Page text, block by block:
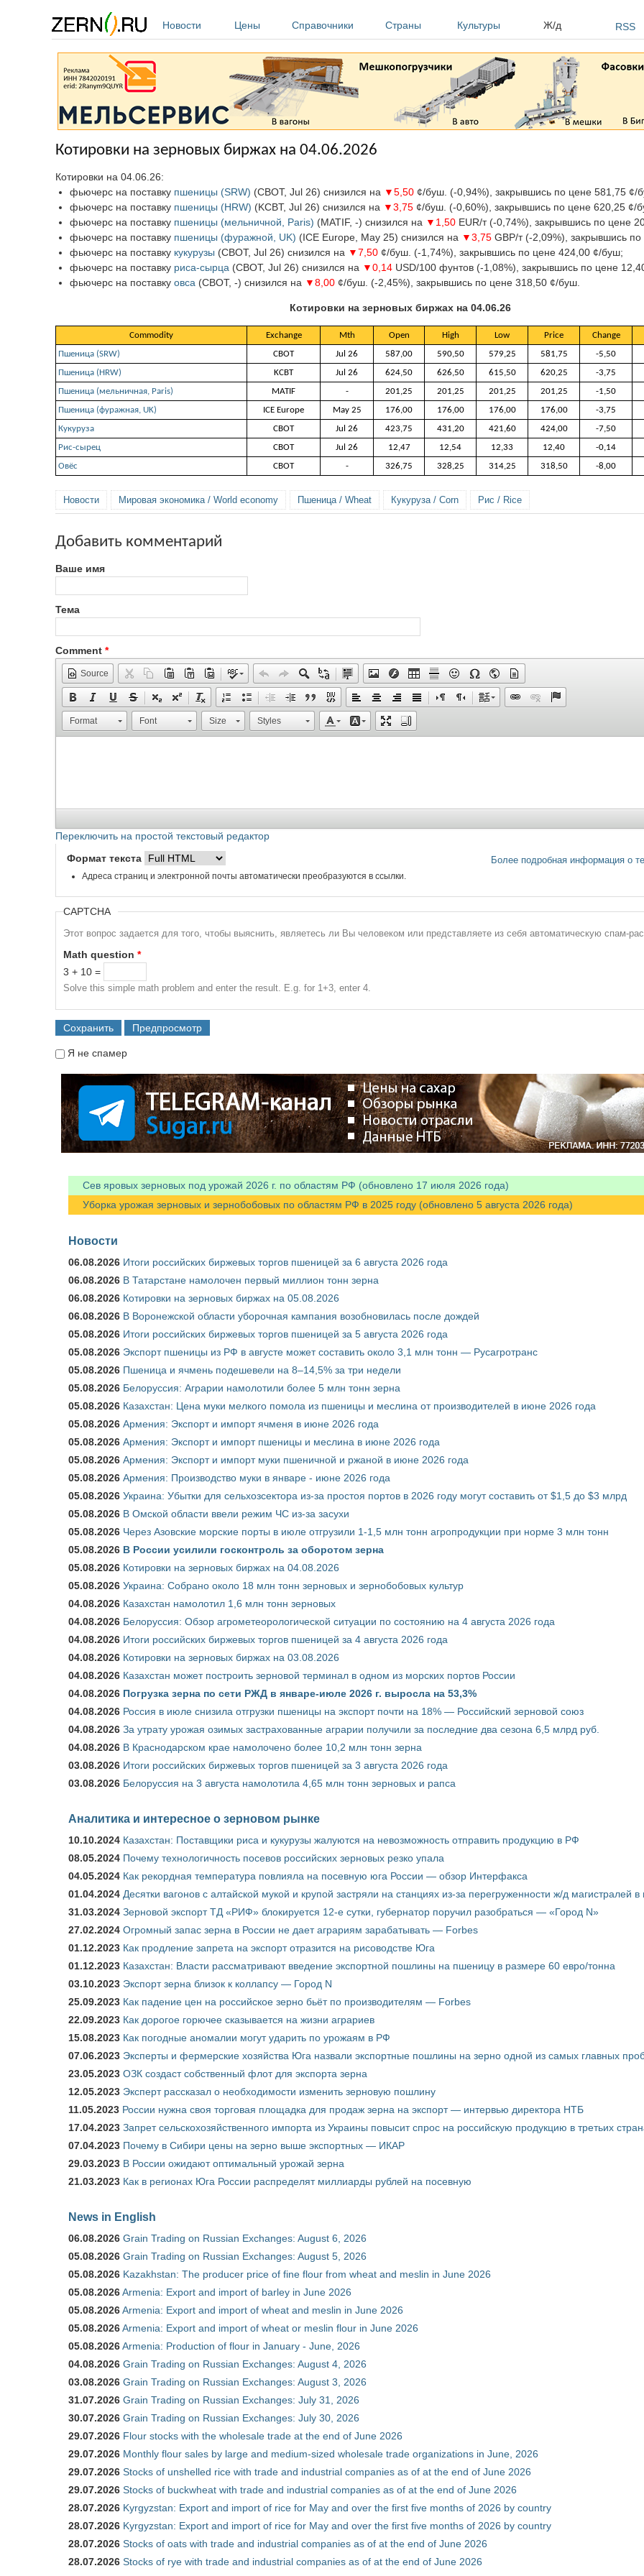
Новости
Цены Справочники Страны Культуры Ж/д RSS
Котировки на зерновых биржах на 04.06.2026
Котировки на 04.06.26:
фьючерс на поставку пшеницы (SRW) (СВОТ, Jul 26) снизился на ▼5,50¢/буш. (-0,94%), закрывшись по цене 581,75 ¢/
фьючерс на поставку пшеницы (HRW) (KCBT, Jul 26) снизился на ▼3,75¢/буш. (-0,60%), закрывшись по цене 620,25 ¢/
фьючерс на поставку пшеницы (мельничной, Paris) (MATIF, -) снизился на ▼1,50EUR/т (-0,74%), закрывшись по цене
фьючерс на поставку пшеницы (фуражной, UK) (ICE Europe, May 25) снизился на ▼3,75GBP/т (-2,09%), закрывшись по
фьючерс на поставку кукурузы (СВОТ, Jul 26) снизился на ▼7,50¢/буш. (-1,74%), закрывшись по цене 424,00 ¢/буш;
фьючерс на поставку риса-сырца (СВОТ, Jul 26) снизился на ▼0,14USD/100 фунтов (-1,08%), закрывшись по цене
фьючерс на поставку овса (СВОТ, -) снизился на ▼8,00¢/буш. (-2,45%), закрывшись по цене 318,50 ¢/буш.
Котировки на зерновых биржах на 04.06.26
Commodity Exchange Mth Open High Low Price Change
Пшеница (SRW)
СВОТ Jul 26 587,00 590,50 579,25 581,75 -5,50
Пшеница (HRW)
KCBT Jul 26 624,50 626,50 615,50 620,25 -3,75
Пшеница (мельничная, Paris)
MATIF - 201,25 201,25 201,25 201,25 -1,50
Пшеница (фуражная, UK)
ICE Europe May 25 176,00 176,00 176,00 176,00 -3,75
Кукуруза
СВОТ Jul 26 423,75 431,20 421,60 424,00 -7,50
Рис-сырец
СВОТ Jul 26 12,47 12,54 12,33 12,40 -0,14
Овёс
СВОТ - 326,75 328,25 314,25 318,50 -8,00
Новости Мировая экономика / World economy Пшеница / Wheat Кукуруза / Corn Рис / Rice
Добавить комментарий
Ваше имя
Тема
Comment *
Source
Format Font Size Styles
Переключить на простой текстовый редактор
Более подробная информация о
Формат текста
Адреса страниц и электронной почты автоматически преобразуются в ссылки.
CAPTCHA
Этот вопрос задается для того, чтобы выяснить, являетесь ли Вы человеком или представляете из себя автоматическую спам-
Math question *
3 + 10 =
Solve this simple math problem and enter the result. E.g. for 1+3, enter 4.
Я не спамер
Сев яровых зерновых под урожай 2026 г. по областям РФ (обновлено 17 июля 2026 года)
Уборка урожая зерновых и зернобобовых по областям РФ в 2025 году (обновлено 5 августа 2026 года)
Новости
06.08.2026 Итоги российских биржевых торгов пшеницей за 6 августа 2026 года
06.08.2026 В Татарстане намолочен первый миллион тонн зерна
06.08.2026 Котировки на зерновых биржах на 05.08.2026
06.08.2026 В Воронежской области уборочная кампания возобновилась после дождей
05.08.2026 Итоги российских биржевых торгов пшеницей за 5 августа 2026 года
05.08.2026 Экспорт пшеницы из РФ в августе может составить около 3,1 млн тонн — Русагротранс
05.08.2026 Пшеница и ячмень подешевели на 8–14,5% за три недели
05.08.2026 Белоруссия: Аграрии намолотили более 5 млн тонн зерна
05.08.2026 Казахстан: Цена муки мелкого помола из пшеницы и меслина от производителей в июне 2026 года
05.08.2026 Армения: Экспорт и импорт ячменя в июне 2026 года
05.08.2026 Армения: Экспорт и импорт пшеницы и меслина в июне 2026 года
05.08.2026 Армения: Экспорт и импорт муки пшеничной и ржаной в июне 2026 года
05.08.2026 Армения: Производство муки в январе - июне 2026 года
05.08.2026 Украина: Убытки для сельхозсектора из-за простоя портов в 2026 году могут составить от $1,5 до $3 млрд
05.08.2026 В Омской области ввели режим ЧС из-за засухи
05.08.2026 Через Азовские морские порты в июле отгрузили 1-1,5 млн тонн агропродукции при норме 3 млн тонн
05.08.2026 В России усилили госконтроль за оборотом зерна
05.08.2026 Котировки на зерновых биржах на 04.08.2026
05.08.2026 Украина: Собрано около 18 млн тонн зерновых и зернобобовых культур
04.08.2026 Казахстан намолотил 1,6 млн тонн зерновых
04.08.2026 Белоруссия: Обзор агрометеорологической ситуации по состоянию на 4 августа 2026 года
04.08.2026 Итоги российских биржевых торгов пшеницей за 4 августа 2026 года
04.08.2026 Котировки на зерновых биржах на 03.08.2026
04.08.2026 Казахстан может построить зерновой терминал в одном из морских портов России
04.08.2026 Погрузка зерна по сети РЖД в январе-июле 2026 г. выросла на 53,3%
04.08.2026 Россия в июле снизила отгрузки пшеницы на экспорт почти на 18% — Российский зерновой союз
04.08.2026 За утрату урожая озимых застрахованные аграрии получили за последние два сезона 6,5 млрд руб.
04.08.2026 В Краснодарском крае намолочено более 10,2 млн тонн зерна
03.08.2026 Итоги российских биржевых торгов пшеницей за 3 августа 2026 года
03.08.2026 Белоруссия на 3 августа намолотила 4,65 млн тонн зерновых и рапса
Аналитика и интересное о зерновом рынке
10.10.2024 Казахстан: Поставщики риса и кукурузы жалуются на невозможность отправить продукцию в РФ
08.05.2024 Почему технологичность посевов российских зерновых резко упала
04.05.2024 Как рекордная температура повлияла на посевную юга России — обзор Интерфакса
01.04.2024 Десятки вагонов с алтайской мукой и крупой застряли на станциях из-за перегруженности ж/д магистралей в
31.03.2024 Зерновой экспорт ТД «РИФ» блокируется 12-е сутки, губернатор поручил разобраться — «Город N»
27.02.2024 Огромный запас зерна в России не дает аграриям зарабатывать — Forbes
01.12.2023 Как продление запрета на экспорт отразится на рисоводстве Юга
01.12.2023 Казахстан: Власти рассматривают введение экспортной пошлины на пшеницу в размере 60 евро/тонна
03.10.2023 Экспорт зерна близок к коллапсу — Город N
25.09.2023 Как падение цен на российское зерно бьёт по производителям — Forbes
22.09.2023 Как дорогое горючее сказывается на жизни аграриев
15.08.2023 Как погодные аномалии могут ударить по урожаям в РФ
07.06.2023 Эксперты и фермерские хозяйства Юга назвали экспортные пошлины на зерно одной из самых главных
23.05.2023 ОЗК создаст собственный флот для экспорта зерна
12.05.2023 Эксперт рассказал о необходимости изменить зерновую пошлину
11.05.2023 России нужна своя торговая площадка для продаж зерна на экспорт — интервью директора НТБ
17.04.2023 Запрет сельскохозяйственного импорта из Украины повысит спрос на российскую продукцию в третьих
07.04.2023 Почему в Сибири цены на зерно выше экспортных — ИКАР
29.03.2023 В России ожидают оптимальный урожай зерна
21.03.2023 Как в регионах Юга России распределят миллиарды рублей на посевную
News in English
06.08.2026 Grain Trading on Russian Exchanges: August 6, 2026
05.08.2026 Grain Trading on Russian Exchanges: August 5, 2026
05.08.2026 Kazakhstan: The producer price of fine flour from wheat and meslin in June 2026
05.08.2026Armenia: Export and import of barley in June 2026
05.08.2026Armenia: Export and import of wheat and meslin in June 2026
05.08.2026Armenia: Export and import of wheat or meslin flour in June 2026
05.08.2026Armenia: Production of flour in January - June, 2026
04.08.2026 Grain Trading on Russian Exchanges: August 4, 2026
03.08.2026 Grain Trading on Russian Exchanges: August 3, 2026
31.07.2026 Grain Trading on Russian Exchanges: July 31, 2026
30.07.2026 Grain Trading on Russian Exchanges: July 30, 2026
29.07.2026 Flour stocks with the wholesale trade at the end of June 2026
29.07.2026 Monthly flour sales by large and medium-sized wholesale trade organizations in June, 2026
29.07.2026 Stocks of unshelled rice with trade and industrial companies as of at the end of June 2026
29.07.2026 Stocks of buckwheat with trade and industrial companies as of at the end of June 2026
28.07.2026 Kyrgyzstan: Export and import of rice for May and over the first five months of 2026 by country
28.07.2026 Kyrgyzstan: Export and import of rice for May and over the first five months of 2026 by country
28.07.2026 Stocks of oats with trade and industrial companies as of at the end of June 2026
28.07.2026 Stocks of rye with trade and industrial companies as of at the end of June 2026